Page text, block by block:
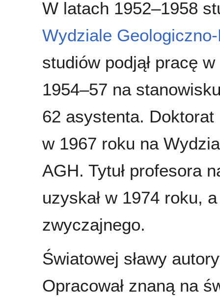
W latach 1952–1958
Wydziale
studiów podjął pracę
1954–57 na
62 asystenta. Doktorat
w 1967 roku na
AGH. Tytuł profesora
uzyskał w 1974 roku,
zwyczajnego.
Światowej sławy
Opracował znaną na